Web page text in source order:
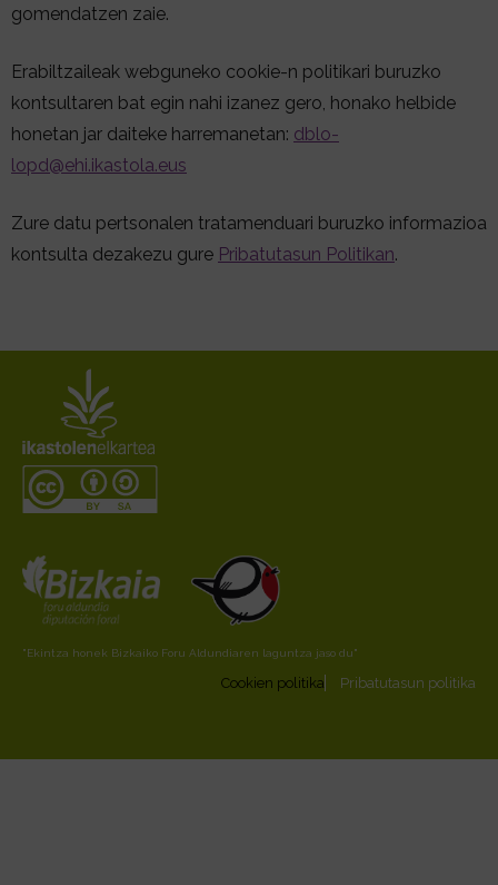
gomendatzen zaie.
Erabiltzaileak webguneko cookie-n politikari buruzko
kontsultaren bat egin nahi izanez gero, honako helbide
honetan jar daiteke harremanetan: dblo-
lopd@ehi.ikastola.eus
Zure datu pertsonalen tratamenduari buruzko informazioa
kontsulta dezakezu gure Pribatutasun Politikan.
"Ekintza honek Bizkaiko Foru Aldundiaren laguntza jaso du"
Cookien politika Pribatutasun politika